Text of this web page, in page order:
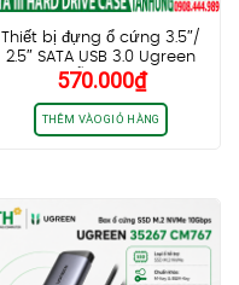
Thiết bị đựng ổ cứng 3.5″/
2.5″ SATA USB 3.0 Ugreen
50423 Hỗ Trợ HDD 16TB
Chính Hãng Cao Cấp
570.000₫
THÊM VÀO GIỎ HÀNG